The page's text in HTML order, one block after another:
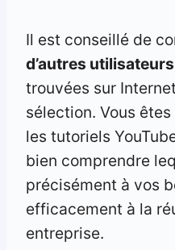
Il est conseillé de
d’autres utilisateurs
trouvées sur
sélection. Vous
les tutoriels
bien comprendre
précisément à vos
efficacement à la
entreprise.